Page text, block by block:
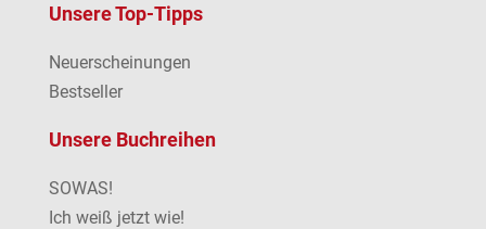
Unsere Top-Tipps
Neuerscheinungen
Bestseller
Unsere Buchreihen
SOWAS!
Ich weiß jetzt wie!